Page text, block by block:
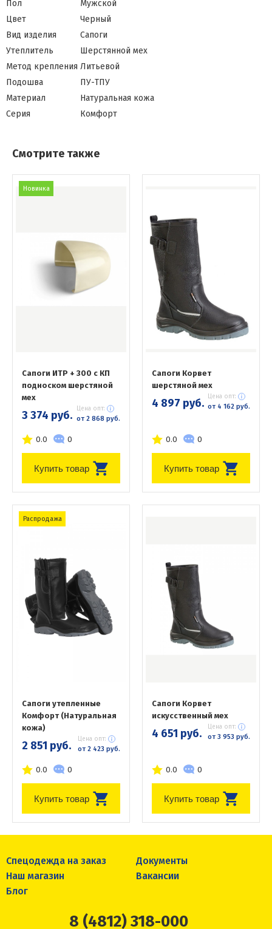
Пол
Мужской
Цвет
Черный
Вид изделия
Сапоги
Утеплитель
Шерстянной мех
Метод крепления Литьевой
Подошва
ПУ-ТПУ
Материал
Натуральная кожа
Серия
Комфорт
Смотрите также
Новинка
Сапоги ИТР + 300 с КП
подноском шерстяной
мех
3 374 руб. Цена опт:
от 2 868 руб.
0.0 0
Купить товар
Сапоги Корвет
шерстяной мех
4 897 руб. Цена опт:
от 4 162 руб.
0.0 0
Купить товар
Распродажа
Сапоги утепленные
Комфорт (Натуральная
кожа)
2 851 руб. Цена опт:
от 2 423 руб.
0.0 0
Купить товар
Сапоги Корвет
искусственный мех
4 651 руб. Цена опт:
от 3 953 руб.
0.0 0
Купить товар
Спецодежда на заказ
Документы
Наш магазин
Вакансии
Блог
8 (4812) 318-000